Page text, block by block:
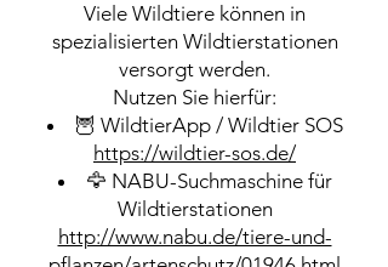
Viele Wildtiere können in
spezialisierten Wildtierstationen
versorgt werden.
Nutzen Sie hierfür:
🦉 WildtierApp / Wildtier SOS
https://wildtier-sos.de/
🦅 NABU-Suchmaschine für
Wildtierstationen
http://www.nabu.de/tiere-und-